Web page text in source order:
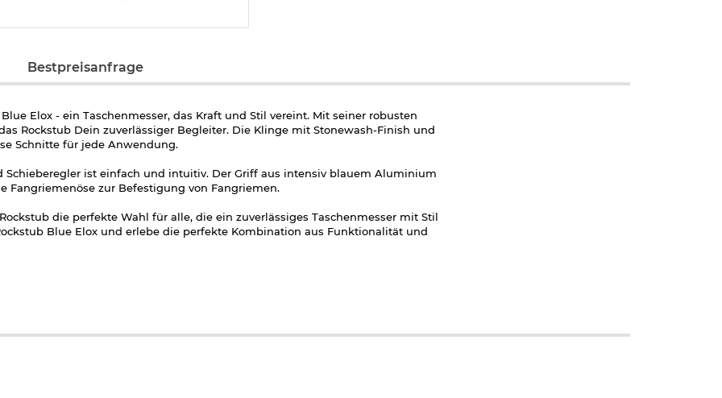
Bestpreisanfrage
Elox - ein Taschenmesser, das Kraft und Stil vereint. Mit seiner robusten
Rockstub Dein zuverlässiger Begleiter. Die Klinge mit Stonewash-Finish und
Schnitte für jede Anwendung.
ist einfach und intuitiv. Der Griff aus intensiv blauem Aluminium
zur Befestigung von Fangriemen.
die perfekte Wahl für alle, die ein zuverlässiges Taschenmesser mit Stil
Blue Elox und erlebe die perfekte Kombination aus Funktionalität und
blau
Elox: